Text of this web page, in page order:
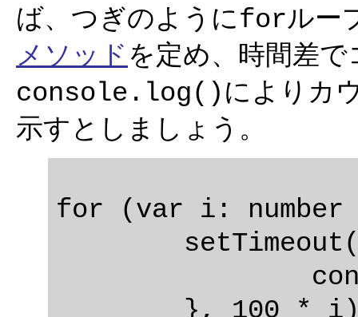
ば、つぎのようにforルー
メソッド を定め、時間差
console.log() によりカ
示すとしましょう。
for (var i: